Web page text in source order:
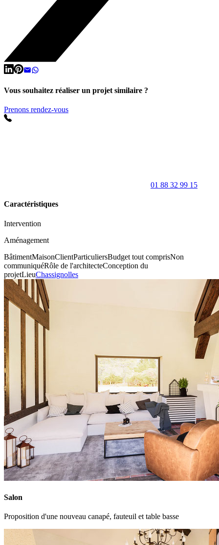
Vous souhaitez réaliser un projet similaire ?
Prenons rendez-vous
01 88 32 99 15
Caractéristiques
Intervention
Aménagement
BâtimentMaisonClientParticuliersBudget tout comprisNon
communiquéRôle de l'architecteConception du
projetLieuChassignolles
Salon
Proposition d'une nouveau canapé, fauteuil et table basse